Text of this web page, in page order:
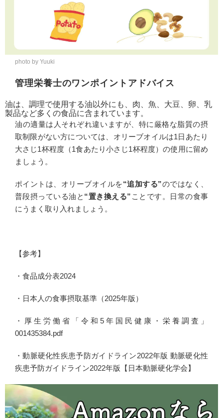
photo by Yuuki
管理栄養士のワンポイントアドバイス
油は、調理で使用する油以外にも、肉、魚、大豆、卵、乳
製品など多くの食品に含まれています。
油の適量は人それぞれ違いますが、特に厳格な脂質の摂
取制限がない方については、オリーブオイルは1日あたり
大さじ1杯程度（1食あたり小さじ1杯程度）の使用に留め
ましょう。
ポイントは、オリーブオイルを“追加する”のではなく、
普段摂っている油と “置き換える” ことです。日常の食事
にうまく取り入れましょう。
【参考】
・食品成分表2024
・日本人の食事摂取基準（2025年版）
・厚生労働省「令和5年国民健康・栄養調査」
001435384.pdf
・動脈硬化性疾患予防ガイドライン2022年版 動脈硬化性
疾患予防ガイドライン2022年版【日本動脈硬化学会】